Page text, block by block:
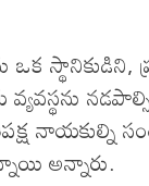
స్థానికుడిని,
వ్యవస్థను
నాయకుల్ని
అన్నారు.